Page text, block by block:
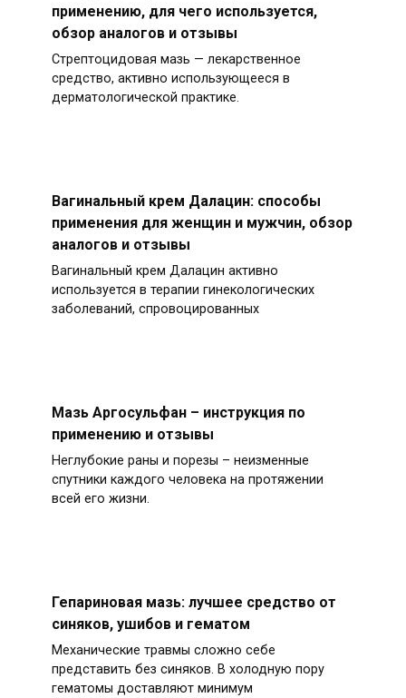
применению, для чего используется,
обзор аналогов и отзывы
Стрептоцидовая мазь — лекарственное
средство, активно использующееся в
дерматологической практике.
Вагинальный крем Далацин: способы
применения для женщин и мужчин, обзор
аналогов и отзывы
Вагинальный крем Далацин активно
используется в терапии гинекологических
заболеваний, спровоцированных
Мазь Аргосульфан – инструкция по
применению и отзывы
Неглубокие раны и порезы – неизменные
спутники каждого человека на протяжении
всей его жизни.
Гепариновая мазь: лучшее средство от
синяков, ушибов и гематом
Механические травмы сложно себе
представить без синяков. В холодную пору
гематомы доставляют минимум